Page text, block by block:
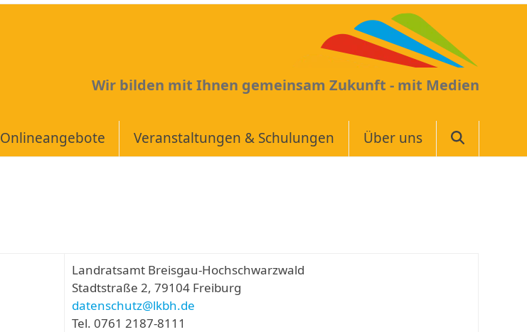
Wir bilden mit Ihnen gemeinsam Zukunft - mit Medien
Onlineangebote Veranstaltungen & Schulungen Über uns
Landratsamt Breisgau-Hochschwarzwald
Stadtstraße 2, 79104 Freiburg
datenschutz@lkbh.de
Tel. 0761 2187-8111